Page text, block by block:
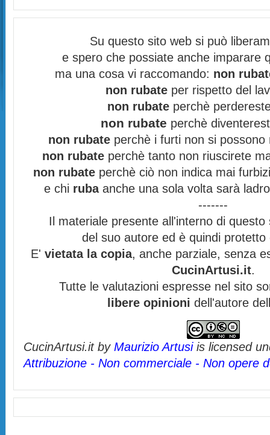
Su questo sito web si può
e spero che possiate anche imparare
ma una cosa vi raccomando: non
non rubate per rispetto del
non rubate perchè
non rubate perchè
non rubate perchè i furti non si
non rubate perchè tanto non riuscirete
non rubate perchè ciò non indica mai
e chi rubaanche una sola volta sarà
-------
Il materiale presente all'interno di
del suo autore ed è quindi
E' vietata la copia, anche parziale, senza
CucinArtusi.it.
Tutte le valutazioni espresse nel sito
libere opinioni dell'autore
CucinArtusi.itby Maurizio Artusiis licensed
Attribuzione - Non commerciale - Non opere